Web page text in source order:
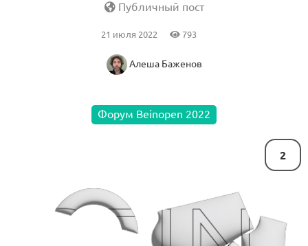
Публичный пост
21 июля 2022 793
Алеша Баженов
Форум Beinopen 2022
2